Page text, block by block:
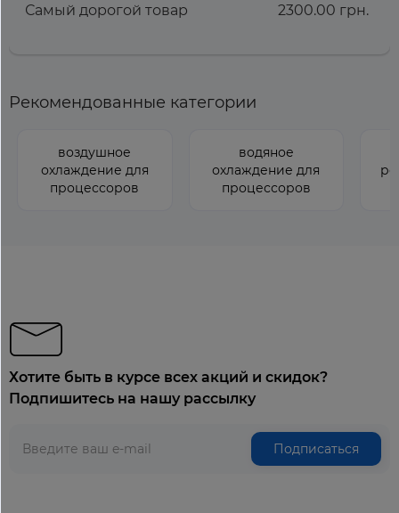
Самый дорогой товар
2300.00 грн.
Рекомендованные категории
воздушное
охлаждение для
процессоров
водяное
охлаждение для
процессоров
Хотите быть в курсе всех акций и скидок?
Подпишитесь на нашу рассылку
Подписаться